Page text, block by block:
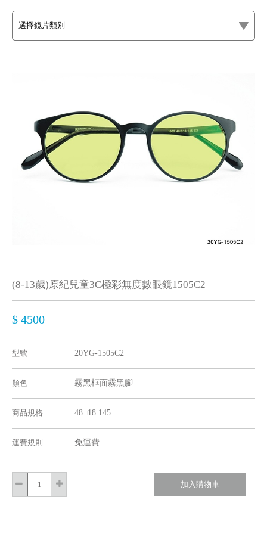
(8-13歲)原紀兒童3C極彩無度數眼鏡1505C2
$ 4500
型號 20YG-1505C2
顏色 霧黑框面霧黑腳
商品規格 48□18 145
運費規則 免運費
加入購物車